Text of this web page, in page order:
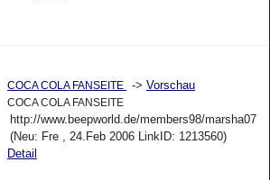
COCA COLA FANSEITE -> Vorschau
COCA COLA FANSEITE
http://www.beepworld.de/members98/marsha07
(Neu: Fre , 24.Feb 2006 LinkID: 1213560)
Detail